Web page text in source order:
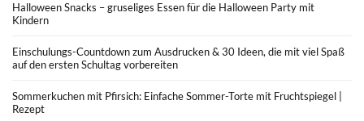
Halloween Snacks – gruseliges Essen für die Halloween Party mit
Kindern
Einschulungs-Countdown zum Ausdrucken & 30 Ideen, die mit viel Spaß
auf den ersten Schultag vorbereiten
Sommerkuchen mit Pfirsich: Einfache Sommer-Torte mit Fruchtspiegel |
Rezept